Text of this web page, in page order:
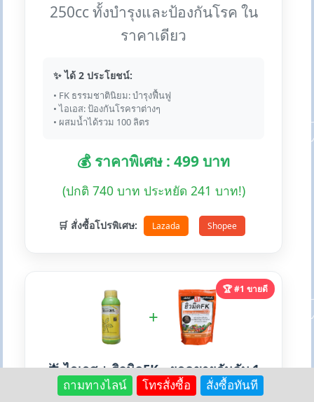
250cc ทั้งบำรุงและป้องกันโรค ใน
ราคาเดียว
✨ ได้ 2 ประโยชน์:
• FK ธรรมชาตินิยม: บำรุงฟื้นฟู
• ไอเอส: ป้องกันโรคราต่างๆ
• ผสมน้ำได้รวม 100 ลิตร
💰 ราคาพิเศษ : 499 บาท
(ปกติ 740 บาท ประหยัด 241 บาท!)
🛒 สั่งซื้อโปรพิเศษ: Lazada Shopee
🏆 #1 ขายดี
+
🌟 ไอเอส + ฮิวมิคFK - ยอดขายอันดับ 1
บน Lazada
ถามทางไลน์ โทรสั่งซื้อ สั่งซื้อทันที